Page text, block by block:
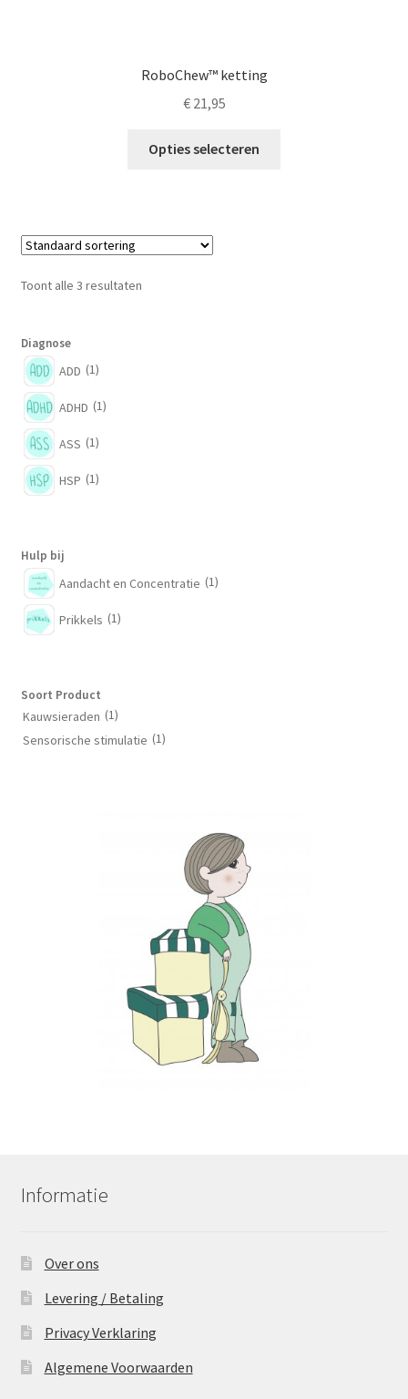
RoboChew™ ketting
€21,95
Opties selecteren
Toont alle 3 resultaten
Diagnose
ADD (1)
ADHD (1)
ASS (1)
HSP (1)
Hulp bij
Aandacht en Concentratie (1)
Prikkels (1)
Soort Product
Kauwsieraden (1)
Sensorische stimulatie (1)
Informatie
Over ons
Levering / Betaling
Privacy Verklaring
Algemene Voorwaarden